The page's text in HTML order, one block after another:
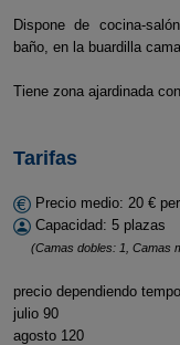
Dispone de cocina-
baño, en la buardilla
Tiene zona ajardinada
Tarifas
Precio medio: 20 €
Capacidad: 5 plazas
(Camas dobles: 1, Camas
precio dependiendo
julio 90
agosto 120